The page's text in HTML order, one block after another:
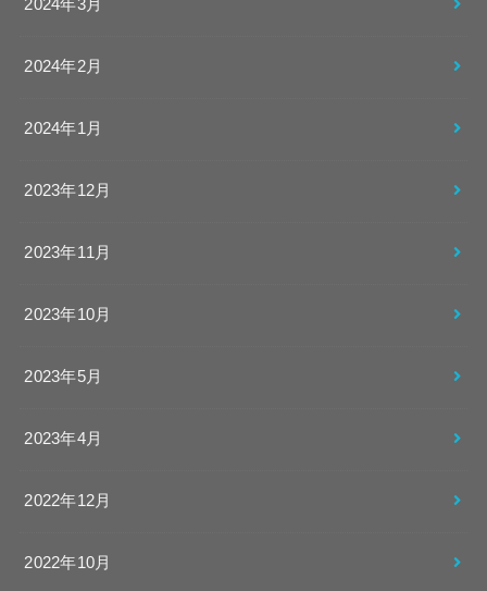
2024年3月
2024年2月
2024年1月
2023年12月
2023年11月
2023年10月
2023年5月
2023年4月
2022年12月
2022年10月